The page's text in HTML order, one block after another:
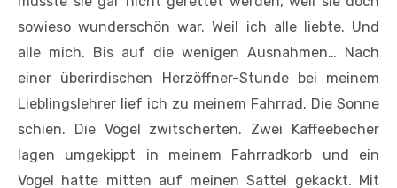
sowieso wunderschön war. Weil ich alle liebte. Und
alle mich. Bis auf die wenigen Ausnahmen… Nach
einer überirdischen Herzöffner-Stunde bei meinem
Lieblingslehrer lief ich zu meinem Fahrrad. Die Sonne
schien. Die Vögel zwitscherten. Zwei Kaffeebecher
lagen umgekippt in meinem Fahrradkorb und ein
Vogel hatte mitten auf meinen Sattel gekackt. Mit